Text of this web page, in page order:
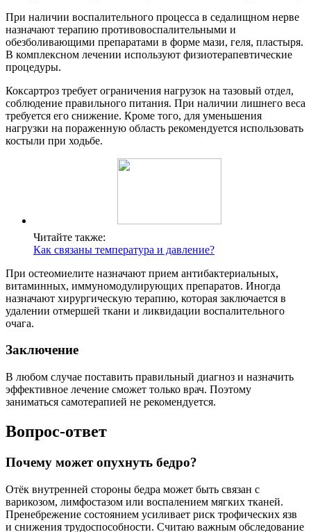
При наличии воспалительного процесса в седалищном нерве
назначают терапию противовоспалительными и
обезболивающими препаратами в форме мази, геля, пластыря.
В комплексном лечении используют физиотерапевтические
процедуры.
Коксартроз требует ограничения нагрузок на тазовый отдел,
соблюдение правильного питания. При наличии лишнего веса
требуется его снижение. Кроме того, для уменьшения
нагрузки на пораженную область рекомендуется использовать
костыли при ходьбе.
Читайте также:
Как связаны температура и давление?
При остеомиелите назначают прием антибактериальных,
витаминных, иммуномодулирующих препаратов. Иногда
назначают хирургическую терапию, которая заключается в
удалении отмершей ткани и ликвидации воспалительного
очага.
Заключение
В любом случае поставить правильный диагноз и назначить
эффективное лечение сможет только врач. Поэтому
заниматься самотерапией не рекомендуется.
Вопрос-ответ
Почему может опухнуть бедро?
Отёк внутренней стороны бедра может быть связан с
варикозом, лимфостазом или воспалением мягких тканей.
Пренебрежение состоянием усиливает риск трофических язв
и снижения трудоспособности. Считаю важным обследование